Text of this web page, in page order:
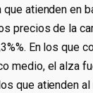
que atienden en
precios de la
En los que
medio, el alza
que atienden al